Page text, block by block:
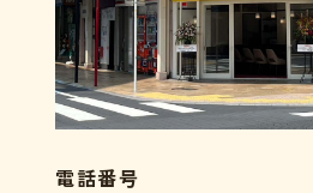
電話番号